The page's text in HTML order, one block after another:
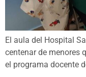
El aula del Hospital
centenar de menores
el programa docente